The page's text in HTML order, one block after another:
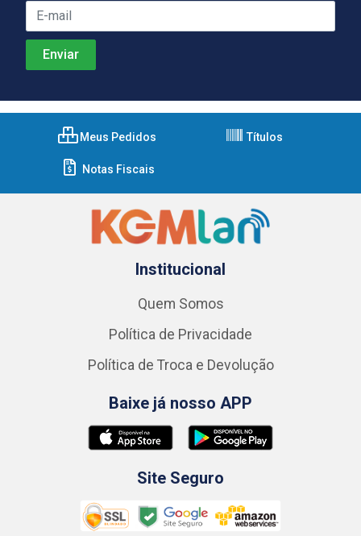
Meus Pedidos Títulos
Notas Fiscais
Institucional
Quem Somos
Política de Privacidade
Política de Troca e Devolução
Baixe já nosso APP
Site Seguro